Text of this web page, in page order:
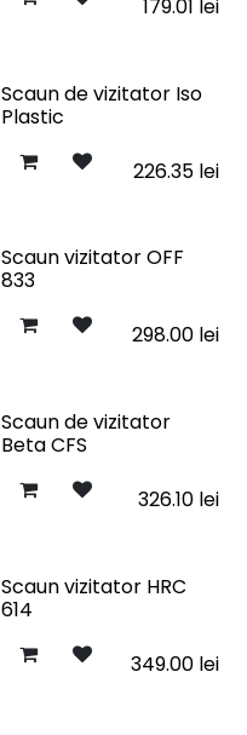
179.01 lei
Scaun de vizitator Iso
Plastic
226.35lei
Scaun vizitator OFF
833
298.00lei
Scaun de vizitator
Beta CFS
326.10lei
Scaun vizitator HRC
614
349.00lei